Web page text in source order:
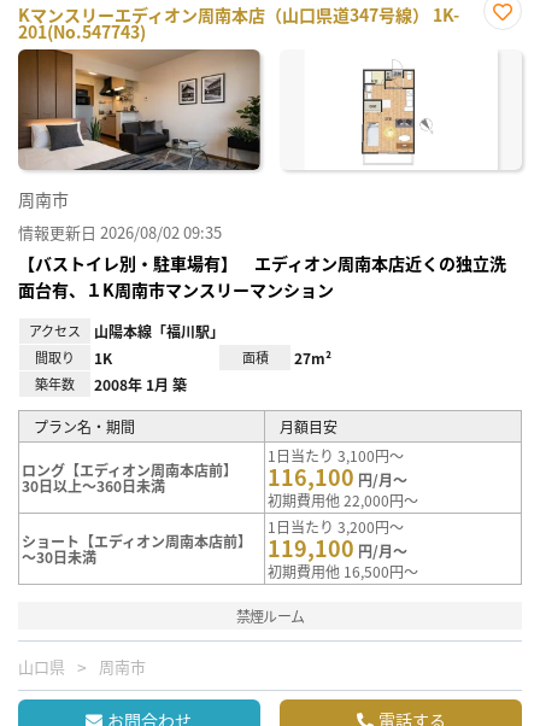
Kマンスリーエディオン周南本店（山口県道347号線） 1K-
201(No.547743)
に入
周南市
情報更新日 2026/08/02 09:35
【バストイレ別・駐車場有】 エディオン周南本店近くの独立洗
面台有、１K周南市マンスリーマンション
アクセス 山陽本線「福川駅」
間取り 1K 面積 27m²
築年数 2008年 1月 築
プラン名・期間 月額目安
ロング【エディオン周南本店前】
30日以上～360日未満
1日当たり 3,100円～
116,100 円/月～
初期費用他 22,000円～
ショート【エディオン周南本店前】
～30日未満
1日当たり 3,200円～
119,100 円/月～
初期費用他 16,500円～
禁煙ルーム
山口県 周南市
お問合わせ 電話する